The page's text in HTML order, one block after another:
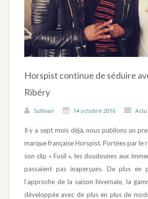
Horspist continue de séduire
Ribéry
Sullivan 14 octobre 2016
Il y a sept mois déjà, nous publions un
marque française Horspist. Portées par le
son clip « Fusil », les doudounes aux
passaient pas inaperçues. De plus en
l’approche de la saison hivernale, la
développée avec de plus en plus de